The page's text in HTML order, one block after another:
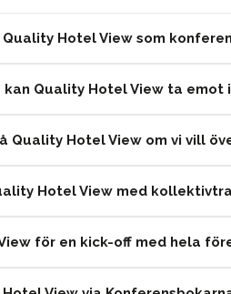
Hotel View som
Quality Hotel View ta emot
Quality Hotel View om vi vill
Hotel View med
för en kick-off med hela